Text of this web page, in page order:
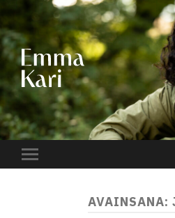
EMMA
KARI
Toggle
AVAINSANA: